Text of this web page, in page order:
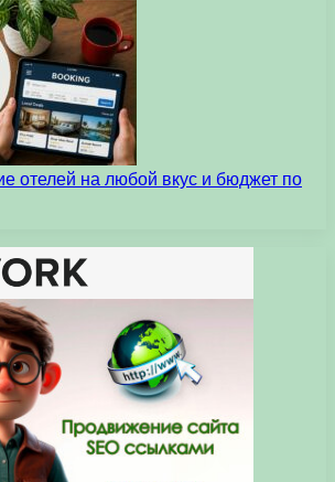
отелей на любой вкус и бюджет по